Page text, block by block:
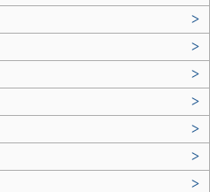
>
>
>
>
>
>
>